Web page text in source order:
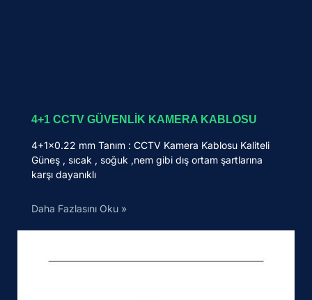
4+1 CCTV GÜVENLİK KAMERA KABLOSU
4+1×0.22 mm Tanım : CCTV Kamera Kablosu Kaliteli
Güneş , sıcak , soğuk ,nem gibi dış ortam şartlarına
karşı dayanıklı
Daha Fazlasını Oku »